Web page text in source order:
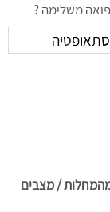
משלימה ?
/ מצבים